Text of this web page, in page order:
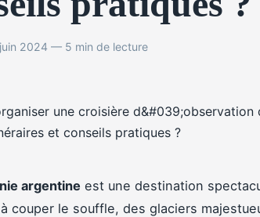
2024 — 5 min de lecture
argentine est une destination
couper le souffle, des glaciers